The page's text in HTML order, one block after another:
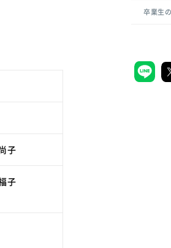
ハラスメ
共生のた
卒業生
子
子